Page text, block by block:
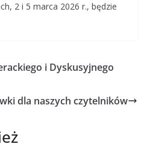
2 i 5 marca 2026 r., będzie
i Dyskusyjnego
dla naszych czytelników